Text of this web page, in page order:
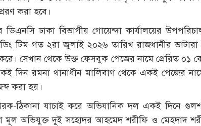
করা হবে।
ঢাকা বিভাগীয় গোয়েন্দা কার্যালয়ের
টিম গত ২রা জুলাই ২০২৬ তারিখ রাজধানীর ভাটারা
সেখান থেকে উক্ত ফেসবুক পেজের নামে প্রেরিত ০১
দিন রমনা থানাধীন মালিবাগ থেকে একই পেজের
করা হয়।
ঠিকানা যাচাই করে অভিযানিক দল একই দিনে
যা মূল অভিযুক্ত দুই সহোদর আহমেদ শরীফি ও মেহদাদ